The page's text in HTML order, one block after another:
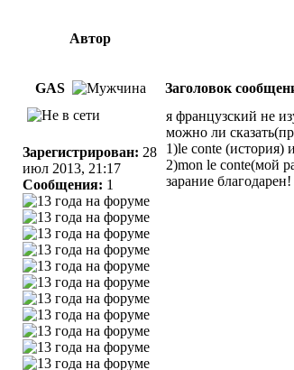
Автор
GAS Заголовок
Зарегистрирован: 28
июл 2013, 21:17
Сообщения: 1
я французский не
можно ли
1)le conte (история)
2)mon le conte(мой
зарание благодарен!